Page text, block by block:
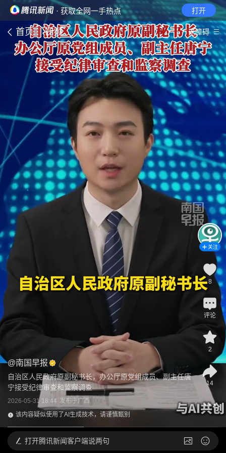
· 获取全网一手热点 打开
首页 视频 无障碍
@南国早报
自治区人民政府原副秘书长，办公厅原党组成员、副主任唐
宁接受纪律审查和监察调查
2026-05-31 18:44 发布于广西
该内容疑似使用了AI生成技术，请谨慎甄别
关注
8
评论
2
14
打开腾讯新闻客户端说两句